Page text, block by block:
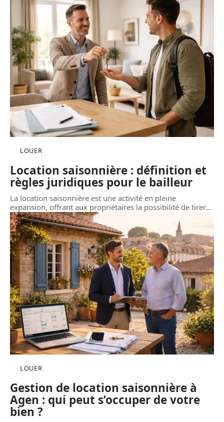
LOUER
Location saisonnière : définition et
règles juridiques pour le bailleur
La location saisonnière est une activité en pleine
expansion, offrant aux propriétaires la possibilité de tirer…
LOUER
Gestion de location saisonnière à
Agen : qui peut s’occuper de votre
bien ?